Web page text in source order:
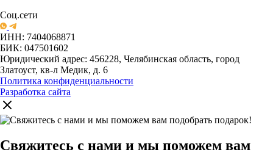
Соц.сети
ИНН: 7404068871
БИК: 047501602
Юридический адрес: 456228, Челябинская область, город
Златоуст, кв-л Медик, д. 6
Политика конфиденциальности
Разработка сайта
Свяжитесь с нами и мы поможем вам